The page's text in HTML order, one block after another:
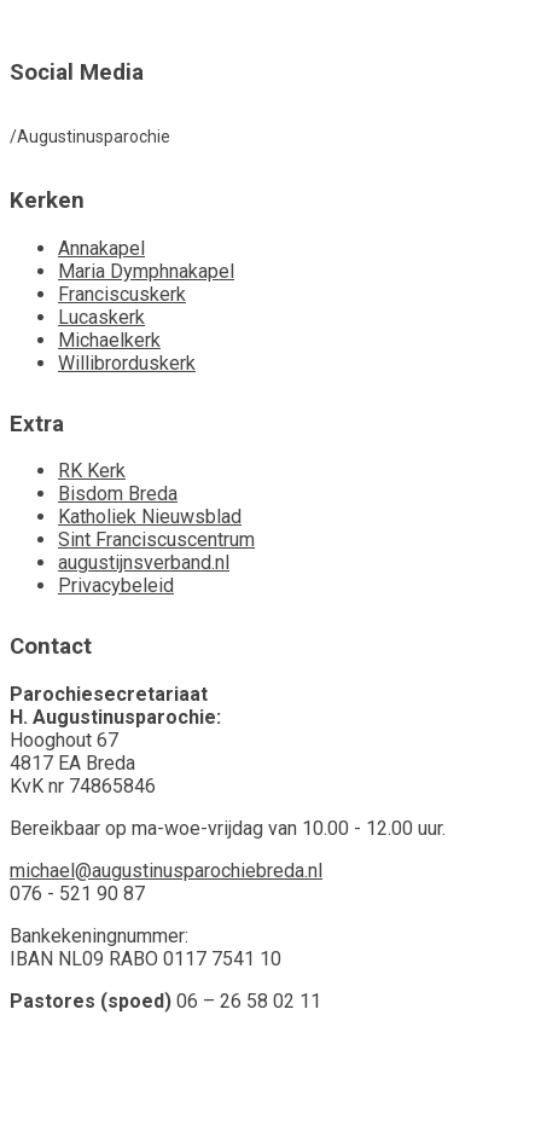
Social Media
/Augustinusparochie
Kerken
Annakapel
Maria Dymphnakapel
Franciscuskerk
Lucaskerk
Michaelkerk
Willibrorduskerk
Extra
RK Kerk
Bisdom Breda
Katholiek Nieuwsblad
Sint Franciscuscentrum
augustijnsverband.nl
Privacybeleid
Contact
Parochiesecretariaat
H. Augustinusparochie:
Hooghout 67
4817 EA Breda
KvK nr 74865846
Bereikbaar op ma-woe-vrijdag van 10.00 - 12.00 uur.
michael@augustinusparochiebreda.nl
076 - 521 90 87
Bankekeningnummer:
IBAN NL09 RABO 0117 7541 10
Pastores (spoed) 06 – 26 58 02 11